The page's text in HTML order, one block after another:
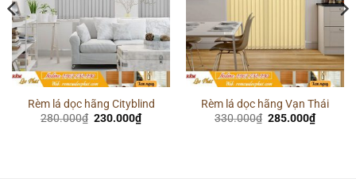
Rèm lá dọc hãng Cityblind
280.000₫ Giá
230.000₫Giá
hiện
Rèm lá dọc hãng Vạn Thái
330.000₫ Giá
285.000₫Giá
hiện